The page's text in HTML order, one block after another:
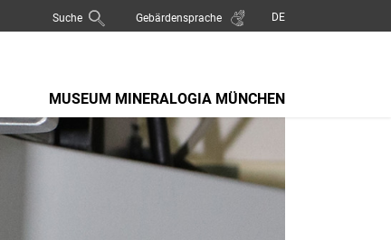
Suche Gebärdensprache
MUSEUM MINERALOGIA MÜNCHEN